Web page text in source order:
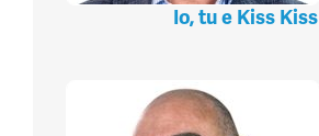
Io, tu e Kiss Kiss